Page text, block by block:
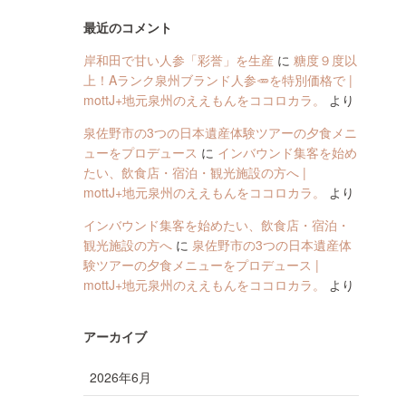
最近のコメント
岸和田で甘い人参「彩誉」を生産 に 糖度９度以
上！Aランク泉州ブランド人参🥕を特別価格で |
mottJ+地元泉州のええもんをココロカラ。
より
泉佐野市の3つの日本遺産体験ツアーの夕食メニ
ューをプロデュース に インバウンド集客を始め
たい、飲食店・宿泊・観光施設の方へ |
mottJ+地元泉州のええもんをココロカラ。
より
インバウンド集客を始めたい、飲食店・宿泊・
観光施設の方へ に 泉佐野市の3つの日本遺産体
験ツアーの夕食メニューをプロデュース |
mottJ+地元泉州のええもんをココロカラ。
より
アーカイブ
2026年6月